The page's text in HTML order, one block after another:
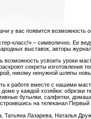
у вас появится возможность
класс!» – символично. Ее
выставок, авторы
возможность усвоить уроки
секреты изготовления
никому ненужной шляпы
к работе вместе с нашими
у каждой хозяйки:
бутылки, салфетки,
на телеканал Первый
Лазарева, Наталья